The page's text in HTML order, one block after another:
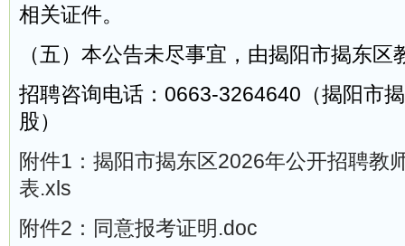
相关证件。
（五）本公告未尽事宜，由揭阳市揭东区
招聘咨询电话：0663-3264640（揭阳市
股）
附件1：揭阳市揭东区2026年公开招聘教
表.xls
附件2：同意报考证明.doc